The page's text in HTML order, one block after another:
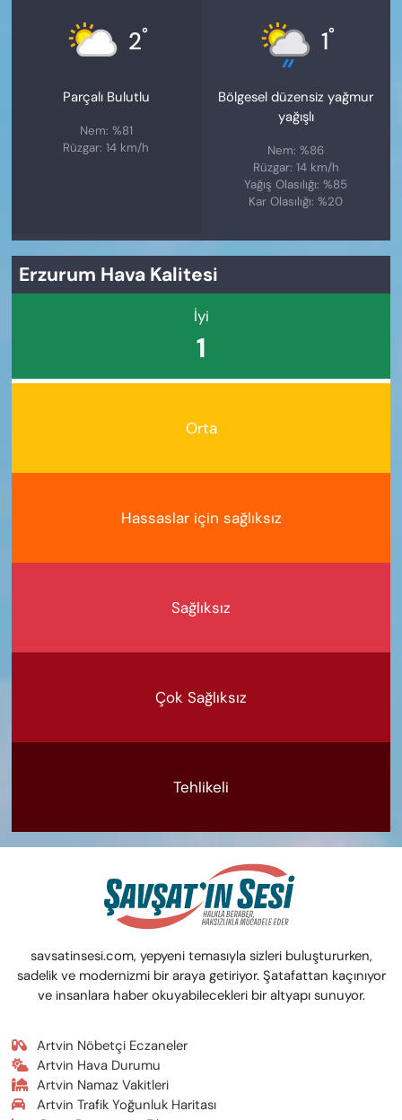
2°
Parçalı Bulutlu
Nem: %81
Rüzgar: 14 km/h
1°
Bölgesel düzensiz yağmur
yağışlı
Nem: %86
Rüzgar: 14 km/h
Yağış Olasılığı: %85
Kar Olasılığı: %20
Erzurum Hava Kalitesi
İyi
1
Orta
Hassaslar için sağlıksız
Sağlıksız
Çok Sağlıksız
Tehlikeli
savsatinsesi.com, yepyeni temasıyla sizleri buluştururken,
sadelik ve modernizmi bir araya getiriyor. Şatafattan kaçınıyor
ve insanlara haber okuyabilecekleri bir altyapı sunuyor.
Artvin Nöbetçi Eczaneler
Artvin Hava Durumu
Artvin Namaz Vakitleri
Artvin Trafik Yoğunluk Haritası